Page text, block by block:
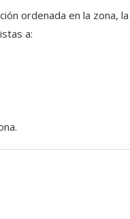
ordenada en la zona, la
a: